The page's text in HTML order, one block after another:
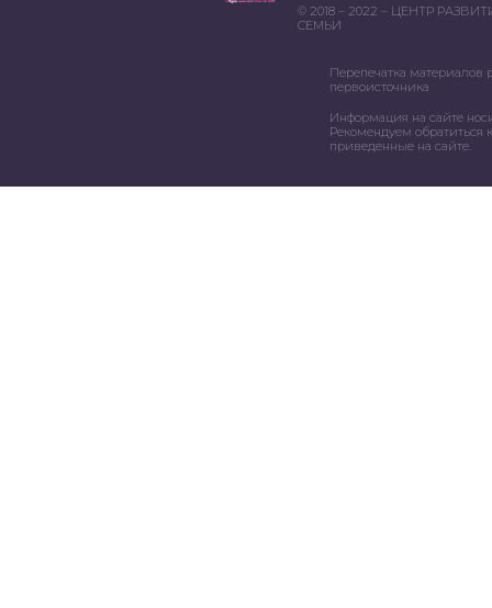
© 2018 – 2022 – ЦЕНТР
СЕМЬИ
Перепечатка материалов
первоисточника
Информация на сайте
Рекомендуем обратиться
приведенные на сайте.